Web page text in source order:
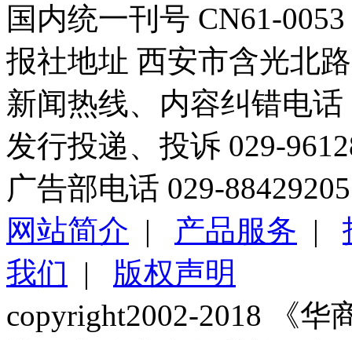
国内统一刊号 CN61-0053
报社地址 西安市含光北
新闻热线、内容纠错电话
发行投递、投诉 029-
广告部电话 029-88429205
网站简介 | 产品服务 |
我们 | 版权声明
copyright2002-2018 《华